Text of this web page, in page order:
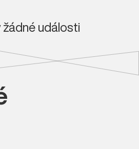
žádné události